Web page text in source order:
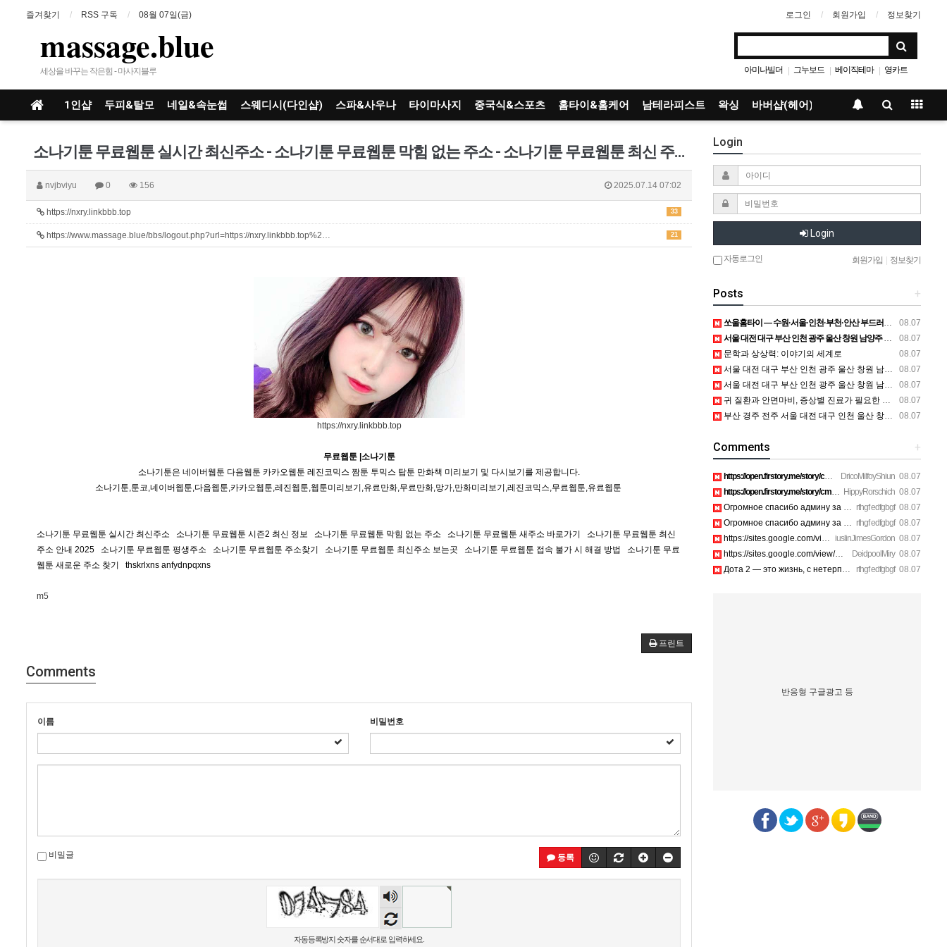
즐겨찾기 RSS 구독 08월 07일(금) 로그인 회원가입 정보찾기
massage.blue
세상을 바꾸는 작은힘 - 마사지블루 아미나빌더 | 그누보드 | 베이직테마 | 영카트
1인샵 두피&탈모 네일&속눈썹 스웨디시(다인샵) 스파&사우나 타이마사지 중국식&스포츠 홈타이&홈케어 남테라피스트 왁싱 바버샵(헤어)
소나기툰 무료웹툰 실시간 최신주소 - 소나기툰 무료웹툰 막힘 없는 주소 - 소나기툰 무료웹툰 최신 주소 안내 2025 - …
nvjbviyu 0 156 2025.07.14 07:02
33
https://nxry.linkbbb.top
21
https://www.massage.blue/bbs/logout.php?url=https://nxry.linkbbb.top%2…
https://nxry.linkbbb.top
무료웹툰 |소나기툰
소나기툰은 네이버웹툰 다음웹툰 카카오웹툰 레진코믹스 짬툰 투믹스 탑툰 만화책 미리보기 및 다시보기를 제공합니다.
소나기툰,툰코,네이버웹툰,다음웹툰,카카오웹툰,레진웹툰,웹툰미리보기,유료만화,무료만화,망가,만화미리보기,레진코믹스,무료웹툰,유료웹툰
소나기툰 무료웹툰 실시간 최신주소 소나기툰 무료웹툰 시즌2 최신 정보 소나기툰 무료웹툰 막힘 없는 주소 소나기툰 무료웹툰 새주소 바로가기 소나기툰 무료웹툰 최신
주소 안내 2025 소나기툰 무료웹툰 평생주소 소나기툰 무료웹툰 주소찾기 소나기툰 무료웹툰 최신주소 보는곳 소나기툰 무료웹툰 접속 불가 시 해결 방법 소나기툰 무료
웹툰 새로운 주소 찾기 thskrlxns anfydnpqxns
m5
프린트
Comments
이름 비밀번호
등록
비밀글
숫자
음성
듣기
자동등록방지 숫자를 순서대로 입력하세요.
Login
Login
자동로그인 회원가입 정보찾기
+
Posts
08.07
쏘울홈타이 — 수원·서울·인천·부천·안산 부드러운 방문 관리 안내
08.07
서울 대전 대구 부산 인천 광주 울산 창원 남양주 이혼전문변호사 정보
08.07
문학과 상상력: 이야기의 세계로
08.07
서울 대전 대구 부산 인천 광주 울산 창원 남양주 이혼전문변호사 정보
08.07
서울 대전 대구 부산 인천 광주 울산 창원 남양주 이혼전문변호사 정보
08.07
귀 질환과 안면마비, 증상별 진료가 필요한 이유
08.07
부산 경주 전주 서울 대전 대구 인천 울산 창원 양산 포항 천안 평택 용인 고양 성남 수원 일수, 미용학원, 가족사진, 점집, 한복대여, 독학재수학원, 재회부적 정보
+
Comments
DricoMilfoyShiun 08.07
https://open.firstory.me/story/cmsiozsiy17o601yk4yp1bpeu htt…
HippyRorschich 08.07
https://open.firstory.me/story/cmsiqkyx2175p01xi1dox23a6 htt…
rthgf edfgbgf 08.07
Огромное спасибо админу за подробный гайд по билетам. https:…
rthgf edfgbgf 08.07
Огромное спасибо админу за подробный гайд по билетам. https:…
iuslinJimesGordon 08.07
https://sites.google.com/view/avira-supp0rt-chat-suppo8ifu h…
DeidpoolMiry 08.07
https://sites.google.com/view/mcafee-suppore01ss/home https:…
rthgf edfgbgf 08.07
Дота 2 — это жизнь, с нетерпением ждем старта турнира! https…
반응형 구글광고 등